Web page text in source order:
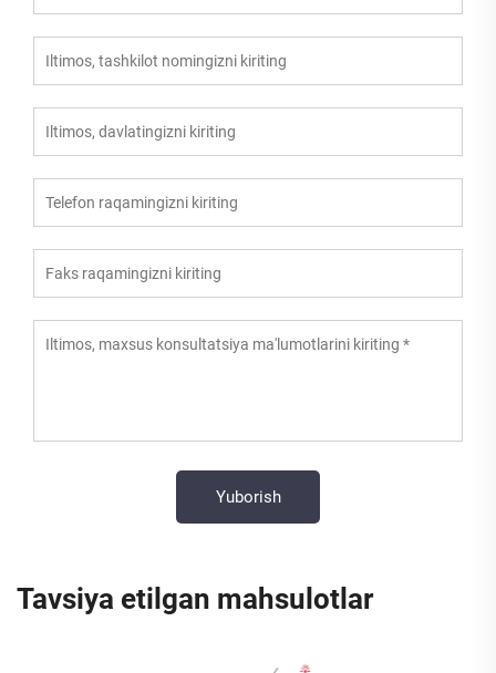
Tavsiya etilgan mahsulotlar